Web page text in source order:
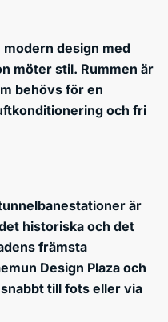
design med
möter stil. Rummen är
behövs för en
och fri
är
historiska och det
främsta
Design Plaza och
till fots eller via